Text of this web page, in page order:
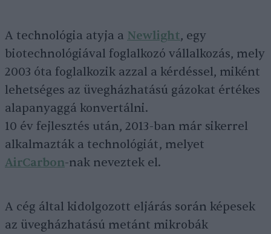
A technológia atyja a Newlight, egy
biotechnológiával foglalkozó vállalkozás, mely
2003 óta foglalkozik azzal a kérdéssel, miként
lehetséges az üvegházhatású gázokat értékes
alapanyaggá konvertálni.
10 év fejlesztés után, 2013-ban már sikerrel
alkalmazták a technológiát, melyet
AirCarbon-nak neveztek el.
A cég által kidolgozott eljárás során képesek
az üvegházhatású metánt mikrobák